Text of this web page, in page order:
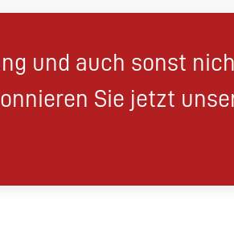
und auch sonst
Sie jetzt